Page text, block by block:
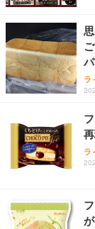
務
ッ
ュ
ラ
ラ